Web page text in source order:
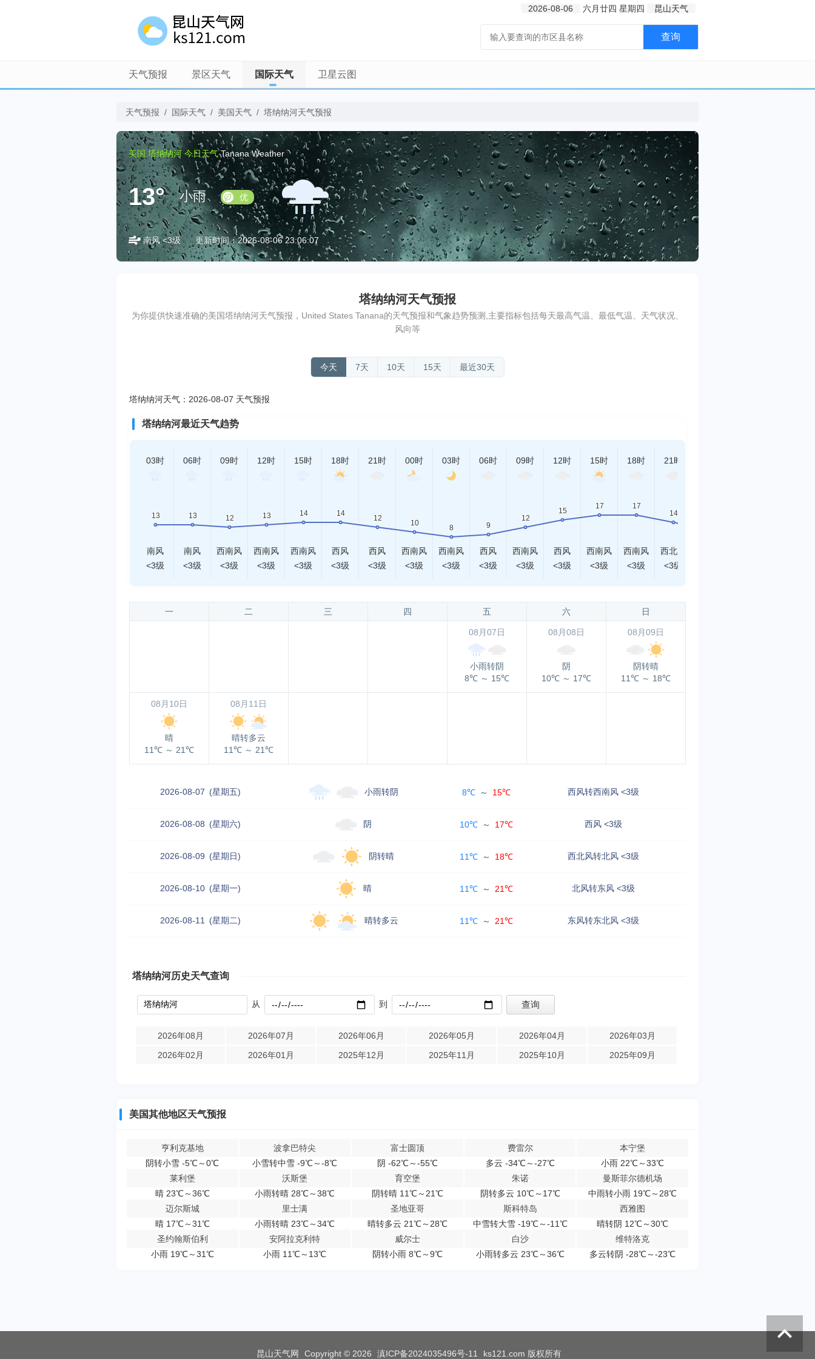
2026-08-06 六月廿四 星期四 昆山天气
查询
天气预报 景区天气 国际天气 卫星云图
天气预报 / 国际天气 / 美国天气 / 塔纳纳河天气预报
美国 塔纳纳河 今日天气 Tanana Weather
13° 小雨 优
南风 <3级 更新时间：2026-08-06 23:06:07
塔纳纳河天气预报
为你提供快速准确的美国塔纳纳河天气预报，United States Tanana的天气预报和气象趋势预测,主要指标包括每天最高气温、最低气温、天气状况、
风向等
今天 7天 10天 15天 最近30天
塔纳纳河天气：2026-08-07 天气预报
塔纳纳河最近天气趋势
03时
南风
<3级
06时
南风
<3级
09时
西南风
<3级
12时
西南风
<3级
15时
西南风
<3级
18时
西风
<3级
21时
西风
<3级
00时
西南风
<3级
03时
西南风
<3级
06时
西风
<3级
09时
西南风
<3级
12时
西风
<3级
15时
西南风
<3级
18时
西南风
<3级
21时
西北风
<3级
一 二 三 四 五 六 日
08月07日
小雨转阴
8℃ ～ 15℃
08月08日
阴
10℃ ～ 17℃
08月09日
阴转晴
11℃ ～ 18℃
08月10日
晴
11℃ ～ 21℃
08月11日
晴转多云
11℃ ～ 21℃
2026-08-07 (星期五) 小雨转阴 8℃ ～ 15℃ 西风转西南风 <3级
2026-08-08 (星期六) 阴 10℃ ～ 17℃ 西风 <3级
2026-08-09 (星期日) 阴转晴 11℃ ～ 18℃ 西北风转北风 <3级
2026-08-10 (星期一) 晴 11℃ ～ 21℃ 北风转东风 <3级
2026-08-11 (星期二) 晴转多云 11℃ ～ 21℃ 东风转东北风 <3级
塔纳纳河历史天气查询
从 到
2026年08月 2026年07月 2026年06月 2026年05月 2026年04月
2026年03月
2026年02月
2026年01月 2025年12月 2025年11月 2025年10月 2025年09月
美国其他地区天气预报
亨利克基地
阴转小雪 -5℃～0℃
波拿巴特尖
小雪转中雪 -9℃～-8℃
富士圆顶
阴 -62℃～-55℃
费雷尔
多云 -34℃～-27℃
本宁堡
小雨 22℃～33℃
莱利堡
晴 23℃～36℃
沃斯堡
小雨转晴 28℃～38℃
育空堡
阴转晴 11℃～21℃
朱诺
阴转多云 10℃～17℃
曼斯菲尔德机场
中雨转小雨 19℃～28℃
迈尔斯城
晴 17℃～31℃
里士满
小雨转晴 23℃～34℃
圣地亚哥
晴转多云 21℃～28℃
斯科特岛
中雪转大雪 -19℃～-11℃
西雅图
晴转阴 12℃～30℃
圣约翰斯伯利
小雨 19℃～31℃
安阿拉克利特
小雨 11℃～13℃
威尔士
阴转小雨 8℃～9℃
白沙
小雨转多云 23℃～36℃
维特洛克
多云转阴 -28℃～-23℃
昆山天气网 Copyright © 2026 滇ICP备2024035496号-11 ks121.com 版权所有